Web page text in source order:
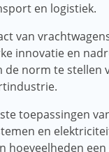
en logistiek.
van
innovatie en
norm te stellen
toepassingen
en
hoeveelheden